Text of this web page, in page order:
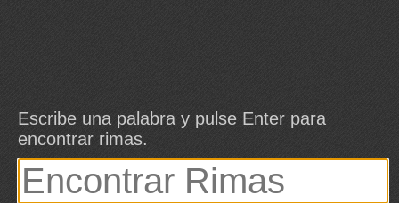
Escribe una palabra y pulse Enter para
encontrar rimas.